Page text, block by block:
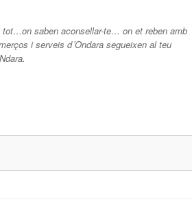
tot…on saben aconsellar-te… on et reben amb
i serveis d´Ondara segueixen al teu